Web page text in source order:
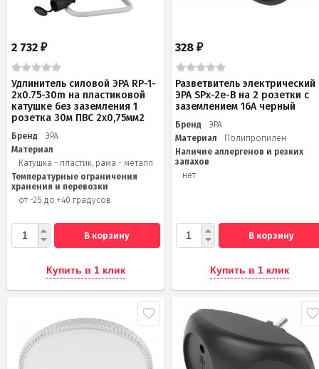
2 732 ₽
Удлинитель силовой ЭРА RP-1-
2x0.75-30m на пластиковой
катушке без заземления 1
розетка 30м ПВС 2х0,75мм2
Бренд
ЭРА
Материал
Катушка - пластик, рама - металл
Температурные ограничения
хранения и перевозки
от -25 до +40 градусов
В корзину
Купить в 1 клик
328₽
Разветвитель электрический
ЭРА SPx-2e-B на 2 розетки с
заземлением 16А черный
Бренд
ЭРА
Материал
Полипропилен
Наличие аллергенов и резких
запахов
нет
В корзину
Купить в 1 клик